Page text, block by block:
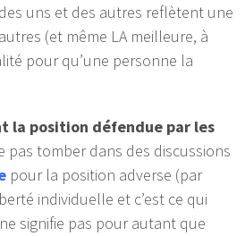
uns et des autres reflètent une
(et même LA meilleure, à
pour qu’une personne la
la position défendue par les
pas tomber dans des discussions
pour la position adverse (par
individuelle et c’est ce qui
signifie pas pour autant que